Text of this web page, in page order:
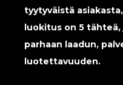
tyytyväistä
luokitus on 5 tähteä,
parhaan laadun,
luotettavuuden.